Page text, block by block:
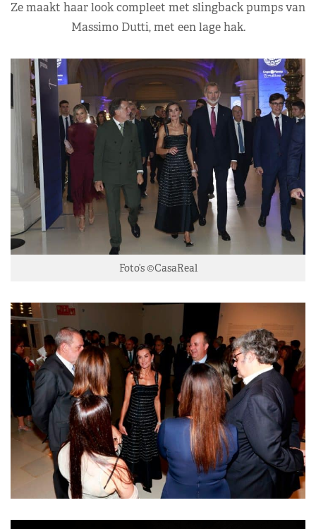
Ze maakt haar look compleet met slingback pumps van
Massimo Dutti, met een lage hak.
Foto’s ©CasaReal